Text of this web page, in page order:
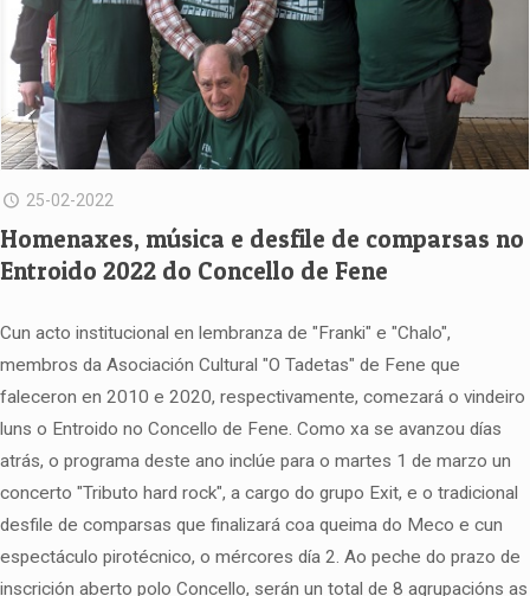
25-02-2022
Homenaxes, música e desfile de comparsas no
Entroido 2022 do Concello de Fene
Cun acto institucional en lembranza de "Franki" e "Chalo",
membros da Asociación Cultural "O Tadetas" de Fene que
faleceron en 2010 e 2020, respectivamente, comezará o vindeiro
luns o Entroido no Concello de Fene. Como xa se avanzou días
atrás, o programa deste ano inclúe para o martes 1 de marzo un
concerto "Tributo hard rock", a cargo do grupo Exit, e o tradicional
desfile de comparsas que finalizará coa queima do Meco e cun
espectáculo pirotécnico, o mércores día 2. Ao peche do prazo de
inscrición aberto polo Concello, serán un total de 8 agrupacións as